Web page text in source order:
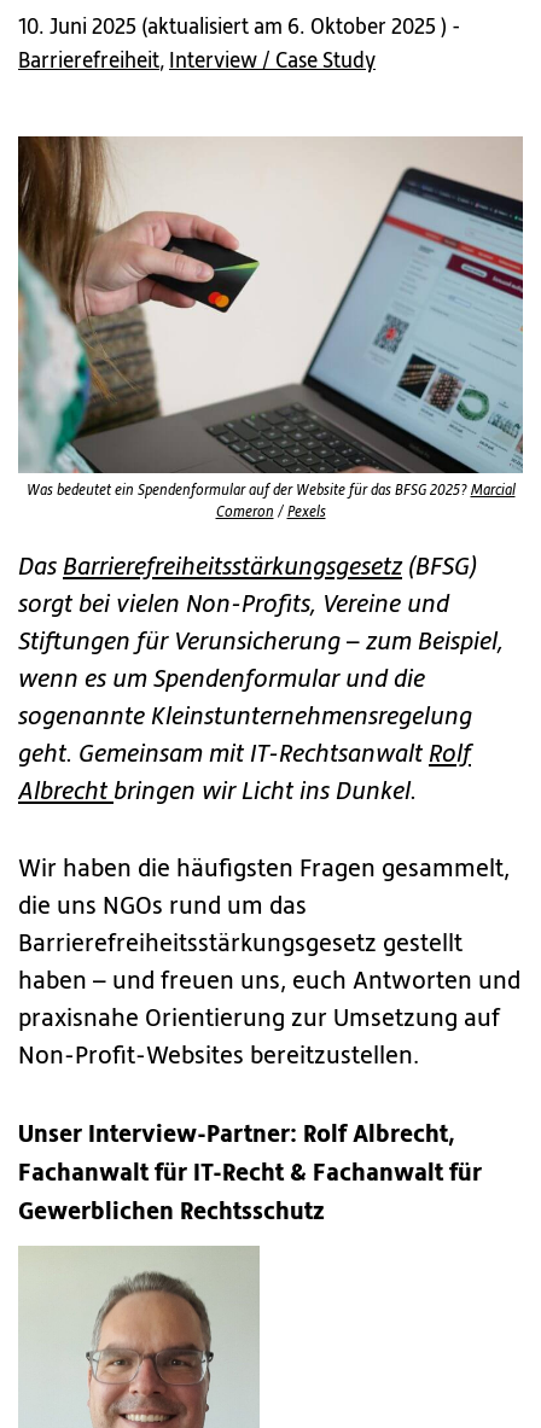
10. Juni 2025 (aktualisiert am 6. Oktober 2025 ) -
Barrierefreiheit, Interview / Case Study
Was bedeutet ein Spendenformular auf der Website für das BFSG 2025? Marcial
Comeron / Pexels
Das Barrierefreiheitsstärkungsgesetz(BFSG)
sorgt bei vielen Non-Profits, Vereine und
Stiftungen für Verunsicherung – zum Beispiel,
wenn es um Spendenformular und die
sogenannte Kleinstunternehmensregelung
geht. Gemeinsam mit IT-Rechtsanwalt Rolf
Albrecht bringen wir Licht ins Dunkel.
Wir haben die häufigsten Fragen gesammelt,
die uns NGOs rund um das
Barrierefreiheitsstärkungsgesetz gestellt
haben – und freuen uns, euch Antworten und
praxisnahe Orientierung zur Umsetzung auf
Non-Profit-Websites bereitzustellen.
Unser Interview-Partner: Rolf Albrecht,
Fachanwalt für IT-Recht & Fachanwalt für
Gewerblichen Rechtsschutz